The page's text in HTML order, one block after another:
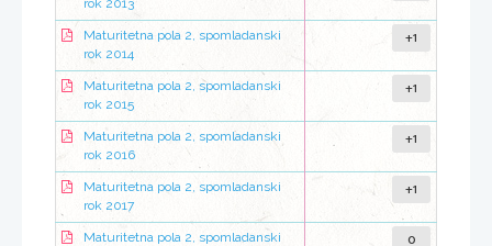
rok 2013
Maturitetna pola 2, spomladanski
rok 2014
+1
Maturitetna pola 2, spomladanski
rok 2015
+1
Maturitetna pola 2, spomladanski
rok 2016
+1
Maturitetna pola 2, spomladanski
rok 2017
+1
Maturitetna pola 2, spomladanski
0